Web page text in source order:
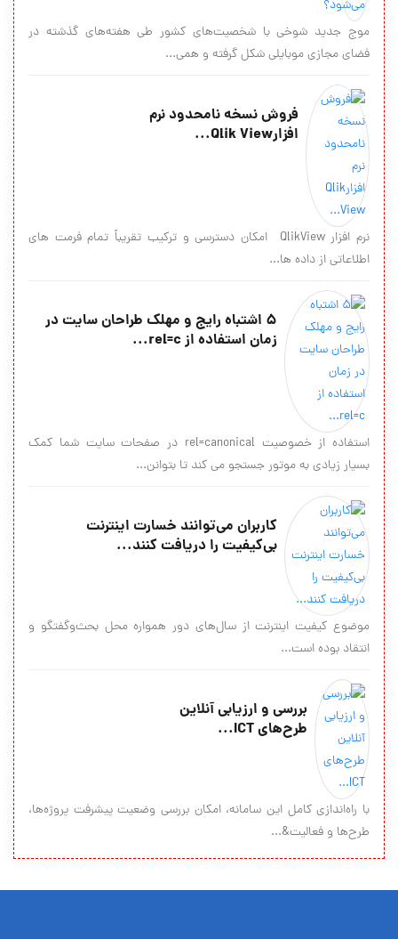
موج جدید شوخی با شخصیت‌های کشور طی هفته‌های گذشته در
فضای مجازی موبایلی شکل گرفته و همی...
فروش نسخه نامحدود نرم
افزارQlik View...
نرم افزار QlikView امکان دسترسی و ترکیب تقریباً تمام فرمت های
اطلاعاتی از داده ها...
5 اشتباه رایج و مهلک طراحان سایت در
زمان استفاده از rel=c...
استفاده از خصوصیت rel=canonical در صفحات سایت شما کمک
بسیار زیادی به موتور جستجو می کند تا بتوانن...
کاربران می‌توانند خسارت اینترنت
بی‌کیفیت را دریافت کنند...
​موضوع کیفیت اینترنت از سال‌‌های دور همواره محل بحث‌و‌گفتگو و
انتقاد بوده است...
بررسی و ارزیابی آنلاين
طرح‌های ICT...
با راه‌اندازی کامل این سامانه، امکان بررسی وضعیت پیشرفت پروژه‌ها،
طرح‌ها و فعالیت&...